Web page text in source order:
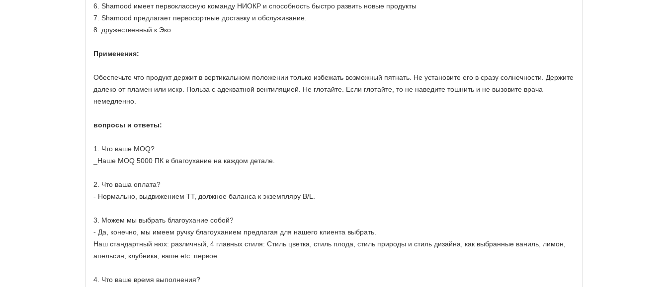
6. Shamood имеет первоклассную команду НИОКР и способность быстро развить новые продукты
7. Shamood предлагает первосортные доставку и обслуживание.
8. дружественный к Эко
Применения:
Обеспечьте что продукт держит в вертикальном положении только избежать возможный пятнать. Не установите его в сразу солнечности. Держите
далеко от пламен или искр. Польза с адекватной вентиляцией. Не глотайте. Если глотайте, то не наведите тошнить и не вызовите врача
немедленно.
вопросы и ответы:
1. Что ваше MOQ?
_Наше MOQ 5000 ПК в благоухание на каждом детале.
2. Что ваша оплата?
- Нормально, выдвижением TT, должное баланса к экземпляру B/L.
3. Можем мы выбрать благоухание собой?
- Да, конечно, мы имеем ручку благоуханием предлагая для нашего клиента выбрать.
Наш стандартный нюх: различный, 4 главных стиля: Стиль цветка, стиль плода, стиль природы и стиль дизайна, как выбранные ваниль, лимон,
апельсин, клубника, ваше etc. первое.
4. Что ваше время выполнения?